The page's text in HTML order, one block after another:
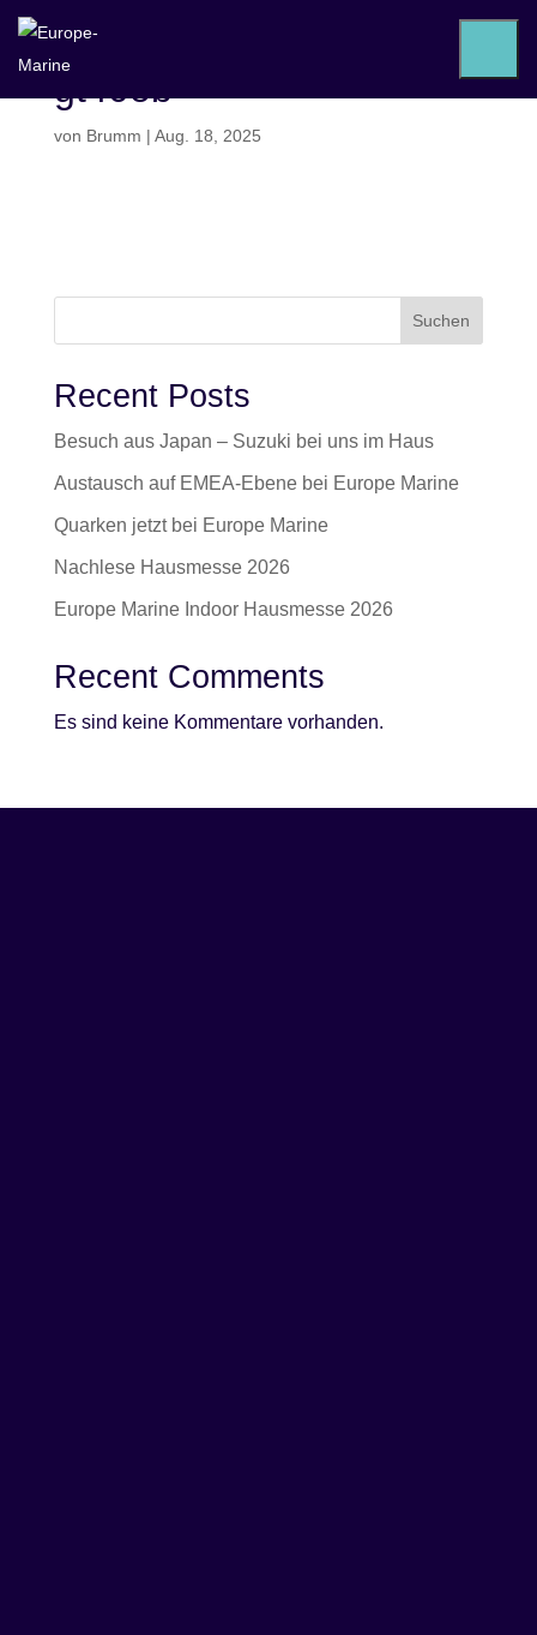
gt40ob
von Brumm | Aug. 18, 2025
Suchen
Recent Posts
Besuch aus Japan – Suzuki bei uns im Haus
Austausch auf EMEA-Ebene bei Europe Marine
Quarken jetzt bei Europe Marine
Nachlese Hausmesse 2026
Europe Marine Indoor Hausmesse 2026
Recent Comments
Es sind keine Kommentare vorhanden.